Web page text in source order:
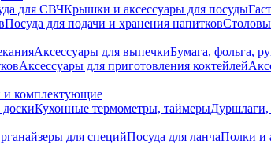
для СВЧКрышки и аксессуары для посуды
Посуда для подачи и хранения напитков
Аксессуары для выпечкиБумага, фольга,
Аксессуары для приготовления коктейлей
и комплектующие
Кухонные термометры, таймерыДуршлаги,
для специйПосуда для ланчаПолки и